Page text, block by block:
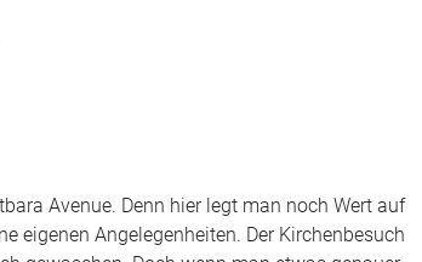
Avenue. Denn hier legt man noch Wert auf
eigenen Angelegenheiten. Der Kirchenbesuch